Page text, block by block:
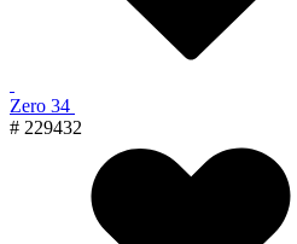
Zero 34
# 229432